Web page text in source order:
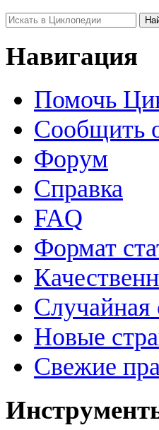
Навигация
Помочь
Сообщить
Форум
Справка
FAQ
Формат
Случайная
Новые
Свежие